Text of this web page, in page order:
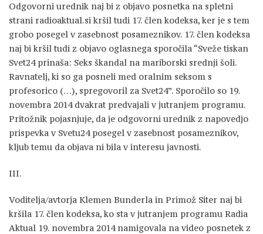
Odgovorni urednik naj bi z objavo posnetka na spletni
strani radioaktual.si kršil tudi 17. člen kodeksa, ker je s tem
grobo posegel v zasebnost posameznikov. 17. člen kodeksa
naj bi kršil tudi z objavo oglasnega sporočila “Sveže tiskan
Svet24 prinaša: Seks škandal na mariborski srednji šoli.
Ravnatelj, ki so ga posneli med oralnim seksom s
profesorico (…), spregovoril za Svet24”. Sporočilo so 19.
novembra 2014 dvakrat predvajali v jutranjem programu.
Pritožnik pojasnjuje, da je odgovorni urednik z napovedjo
prispevka v Svetu24 posegel v zasebnost posameznikov,
kljub temu da objava ni bila v interesu javnosti.
III.
Voditelja/avtorja Klemen Bunderla in Primož Siter naj bi
kršila 17. člen kodeksa, ko sta v jutranjem programu Radia
Aktual 19. novembra 2014 namigovala na video posnetek z